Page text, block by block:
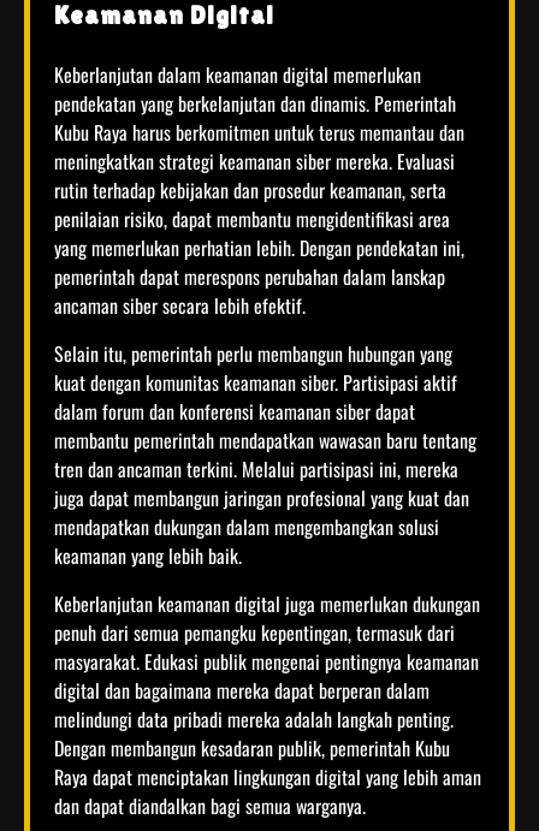
Keamanan Digital
Keberlanjutan dalam keamanan digital memerlukan
pendekatan yang berkelanjutan dan dinamis. Pemerintah
Kubu Raya harus berkomitmen untuk terus memantau dan
meningkatkan strategi keamanan siber mereka. Evaluasi
rutin terhadap kebijakan dan prosedur keamanan, serta
penilaian risiko, dapat membantu mengidentifikasi area
yang memerlukan perhatian lebih. Dengan pendekatan ini,
pemerintah dapat merespons perubahan dalam lanskap
ancaman siber secara lebih efektif.
Selain itu, pemerintah perlu membangun hubungan yang
kuat dengan komunitas keamanan siber. Partisipasi aktif
dalam forum dan konferensi keamanan siber dapat
membantu pemerintah mendapatkan wawasan baru tentang
tren dan ancaman terkini. Melalui partisipasi ini, mereka
juga dapat membangun jaringan profesional yang kuat dan
mendapatkan dukungan dalam mengembangkan solusi
keamanan yang lebih baik.
Keberlanjutan keamanan digital juga memerlukan dukungan
penuh dari semua pemangku kepentingan, termasuk dari
masyarakat. Edukasi publik mengenai pentingnya keamanan
digital dan bagaimana mereka dapat berperan dalam
melindungi data pribadi mereka adalah langkah penting.
Dengan membangun kesadaran publik, pemerintah Kubu
Raya dapat menciptakan lingkungan digital yang lebih aman
dan dapat diandalkan bagi semua warganya.